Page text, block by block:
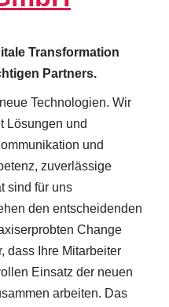
Transformation
Partners.
Technologien. Wir
Lösungen und
und
zuverlässige
sind für uns
den entscheidenden
Change
dass Ihre Mitarbeiter
Einsatz der neuen
arbeiten. Das